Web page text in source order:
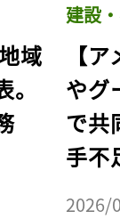
域
建設
【
やグ
で共
手不
2026/